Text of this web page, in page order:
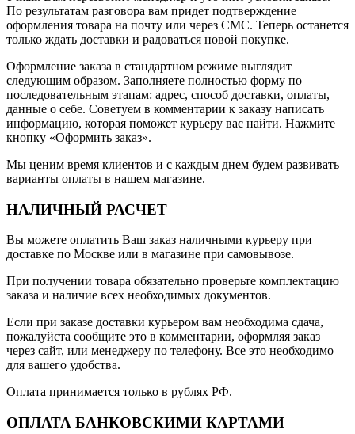
По результатам разговора вам придет подтверждение
оформления товара на почту или через СМС. Теперь останется
только ждать доставки и радоваться новой покупке.
Оформление заказа в стандартном режиме выглядит
следующим образом. Заполняете полностью форму по
последовательным этапам: адрес, способ доставки, оплаты,
данные о себе. Советуем в комментарии к заказу написать
информацию, которая поможет курьеру вас найти. Нажмите
кнопку «Оформить заказ».
Мы ценим время клиентов и с каждым днем будем развивать
варианты оплаты в нашем магазине.
НАЛИЧНЫЙ РАСЧЕТ
Вы можете оплатить Ваш заказ наличными курьеру при
доставке по Москве или в магазине при самовывозе.
При получении товара обязательно проверьте комплектацию
заказа и наличие всех необходимых документов.
Если при заказе доставки курьером вам необходима сдача,
пожалуйста сообщите это в комментарии, оформляя заказ
через сайт, или менеджеру по телефону. Все это необходимо
для вашего удобства.
Оплата принимается только в рублях РФ.
ОПЛАТА БАНКОВСКИМИ КАРТАМИ